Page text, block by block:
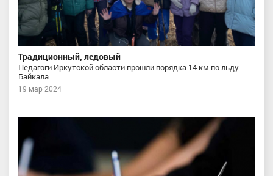
Традиционный, ледовый
Педагоги Иркутской области прошли порядка 14 км по льду
Байкала
19 мар 2024